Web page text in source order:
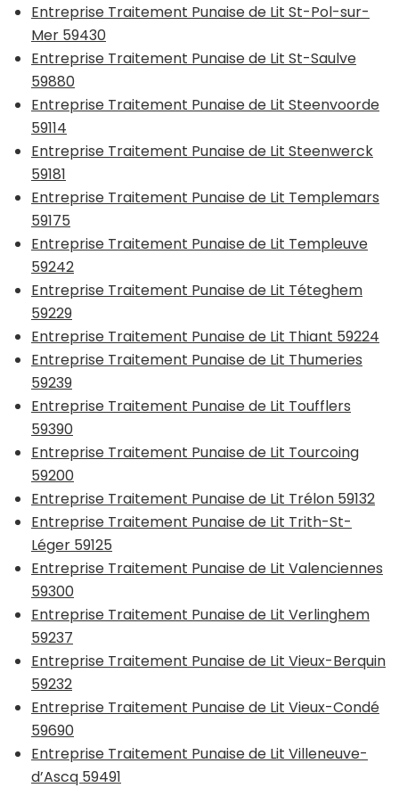
Entreprise Traitement Punaise de Lit St-Pol-sur-
Mer 59430
Entreprise Traitement Punaise de Lit St-Saulve
59880
Entreprise Traitement Punaise de Lit Steenvoorde
59114
Entreprise Traitement Punaise de Lit Steenwerck
59181
Entreprise Traitement Punaise de Lit Templemars
59175
Entreprise Traitement Punaise de Lit Templeuve
59242
Entreprise Traitement Punaise de Lit Téteghem
59229
Entreprise Traitement Punaise de Lit Thiant 59224
Entreprise Traitement Punaise de Lit Thumeries
59239
Entreprise Traitement Punaise de Lit Toufflers
59390
Entreprise Traitement Punaise de Lit Tourcoing
59200
Entreprise Traitement Punaise de Lit Trélon 59132
Entreprise Traitement Punaise de Lit Trith-St-
Léger 59125
Entreprise Traitement Punaise de Lit Valenciennes
59300
Entreprise Traitement Punaise de Lit Verlinghem
59237
Entreprise Traitement Punaise de Lit Vieux-Berquin
59232
Entreprise Traitement Punaise de Lit Vieux-Condé
59690
Entreprise Traitement Punaise de Lit Villeneuve-
d’Ascq 59491